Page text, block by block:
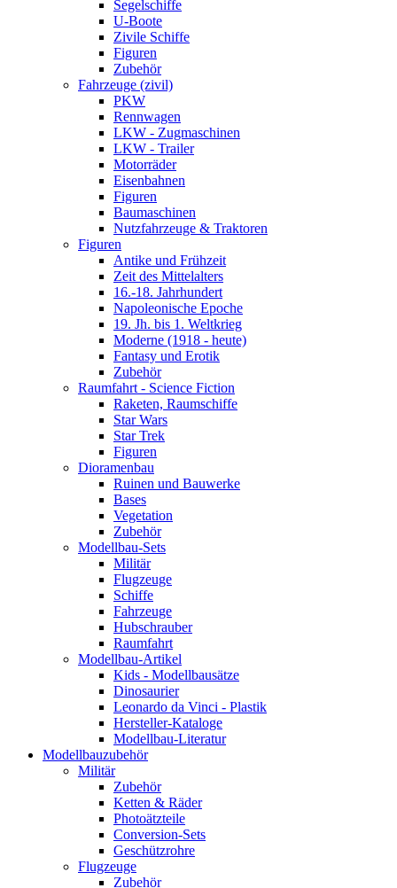
Segelschiffe
U-Boote
Zivile Schiffe
Figuren
Zubehör
Fahrzeuge (zivil)
PKW
Rennwagen
LKW - Zugmaschinen
LKW - Trailer
Motorräder
Eisenbahnen
Figuren
Baumaschinen
Nutzfahrzeuge & Traktoren
Figuren
Antike und Frühzeit
Zeit des Mittelalters
16.-18. Jahrhundert
Napoleonische Epoche
19. Jh. bis 1. Weltkrieg
Moderne (1918 - heute)
Fantasy und Erotik
Zubehör
Raumfahrt - Science Fiction
Raketen, Raumschiffe
Star Wars
Star Trek
Figuren
Dioramenbau
Ruinen und Bauwerke
Bases
Vegetation
Zubehör
Modellbau-Sets
Militär
Flugzeuge
Schiffe
Fahrzeuge
Hubschrauber
Raumfahrt
Modellbau-Artikel
Kids - Modellbausätze
Dinosaurier
Leonardo da Vinci - Plastik
Hersteller-Kataloge
Modellbau-Literatur
Modellbauzubehör
Militär
Zubehör
Ketten & Räder
Photoätzteile
Conversion-Sets
Geschützrohre
Flugzeuge
Zubehör